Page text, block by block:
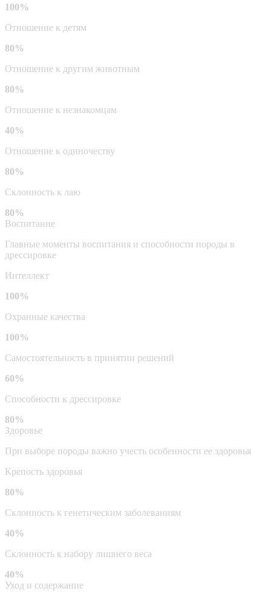
100%
Отношение к детям
80%
Отношение к другим животным
80%
Отношение к незнакомцам
40%
Отношение к одиночеству
80%
Склонность к лаю
80%
Воспитание
Главные моменты воспитания и способности породы в
дрессировке
Интеллект
100%
Охранные качества
100%
Самостоятельность в принятии решений
60%
Способности к дрессировке
80%
Здоровье
При выборе породы важно учесть особенности ее здоровья
Крепость здоровья
80%
Склонность к генетическим заболеваниям
40%
Склонность к набору лишнего веса
40%
Уход и содержание